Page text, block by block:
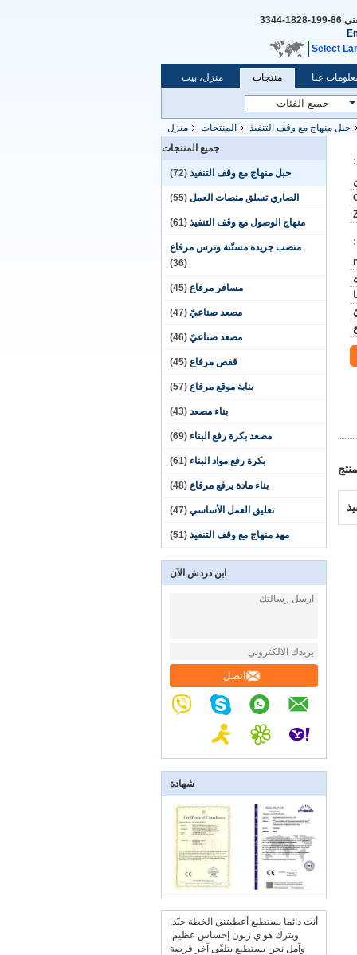
86-199-1828-3344
Select
منزل، بيت منتجات عنا
منزل المنتجات
حبل منهاج مع وقف التنفيذ
جميع المنتجات
حبل منهاج مع وقف التنفيذ (72)
الصاري تسلق منصات العمل (55)
منهاج الوصول مع وقف التنفيذ (61)
منصب جريدة مسنّنة وترس مرفاع
(36)
مسافر مرفاع (45)
مصعد صناعيّ (47)
مصعد صناعيّ (46)
قفص مرفاع (45)
بناية موقع مرفاع (57)
بناء مصعد (43)
مصعد بكرة رفع البناء (69)
بكرة رفع مواد البناء (61)
بناء مادة يرفع مرفاع (48)
تعليق العمل الأساسي (47)
مهد منهاج مع وقف التنفيذ (51)
ابن دردش الآن
اتصل
شهادة
أنت دائما يستطيع أعطيتني الخطة جيّد,
ويترك هو ي زبون إحساس عظيم,
وآمل نحن يستطيع يتلقّى آخر فرصة